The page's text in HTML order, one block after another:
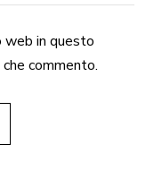
web in questo
commento.